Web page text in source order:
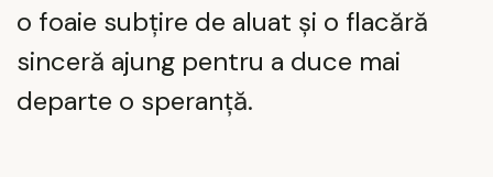
o foaie subțire de aluat și o flacără
sinceră ajung pentru a duce mai
departe o speranță.